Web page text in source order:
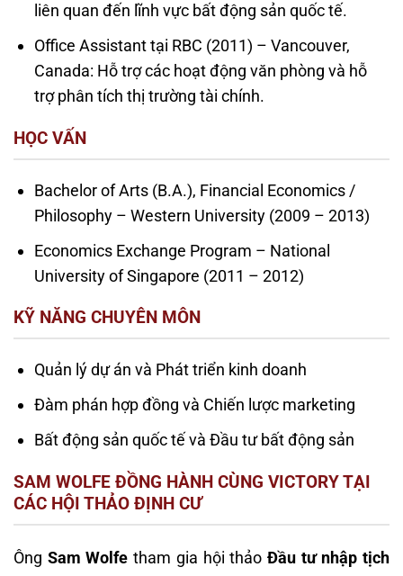
liên quan đến lĩnh vực bất động sản quốc tế.
Office Assistant tại RBC (2011) – Vancouver,
Canada: Hỗ trợ các hoạt động văn phòng và hỗ
trợ phân tích thị trường tài chính.
HỌC VẤN
Bachelor of Arts (B.A.), Financial Economics /
Philosophy – Western University (2009 – 2013)
Economics Exchange Program – National
University of Singapore (2011 – 2012)
KỸ NĂNG CHUYÊN MÔN
Quản lý dự án và Phát triển kinh doanh
Đàm phán hợp đồng và Chiến lược marketing
Bất động sản quốc tế và Đầu tư bất động sản
SAM WOLFE ĐỒNG HÀNH CÙNG VICTORY TẠI
CÁC HỘI THẢO ĐỊNH CƯ
Ông Sam Wolfe tham gia hội thảo Đầu tư nhập tịch